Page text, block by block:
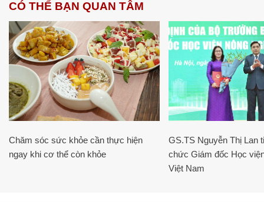
CÓ THỂ BẠN QUAN TÂM
Chăm sóc sức khỏe cần thực hiện
ngay khi cơ thể còn khỏe
GS.TS Nguyễn Thị Lan
chức Giám đốc Học
Việt Nam